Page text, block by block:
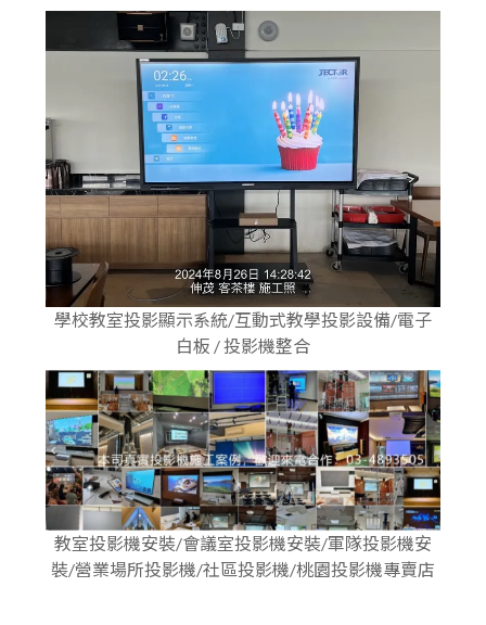
學校教室投影顯示系統/互動式教學投影設備/電子
白板 / 投影機整合
教室投影機安裝/會議室投影機安裝/軍隊投影機安
裝/營業場所投影機/社區投影機/桃園投影機專賣店